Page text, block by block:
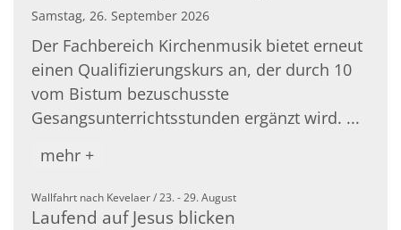
Samstag, 26. September 2026
Der Fachbereich Kirchenmusik bietet erneut
einen Qualifizierungskurs an, der durch 10
vom Bistum bezuschusste
Gesangsunterrichtsstunden ergänzt wird. ...
mehr +
Wallfahrt nach Kevelaer / 23. - 29. August:
Laufend auf Jesus blicken